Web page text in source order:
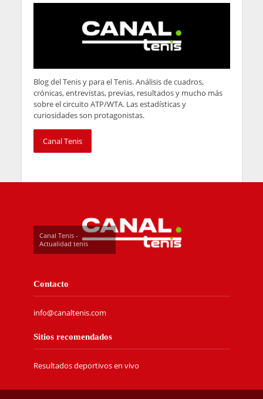
Blog del Tenis y para el Tenis. Análisis de cuadros,
crónicas, entrevistas, previas, resultados y mucho más
sobre el circuito ATP/WTA. Las estadísticas y
curiosidades son protagonistas.
Canal Tenis
Canal Tenis -
Actualidad tenis
Contacto
info@canaltenis.com
Sitios recomendados
Resultados deportivos en vivo